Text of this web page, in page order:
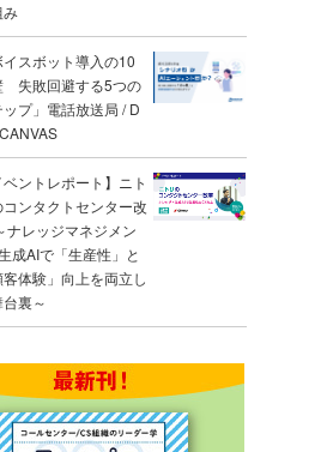
み
イスボット導入の10
失敗回避する5つの
ップ」電話放送局 / D
ベントレポート】ニト
コンタクトセンター改
ナレッジマネジメン
成AIで「生産性」と
客体験」向上を両立し
裏～